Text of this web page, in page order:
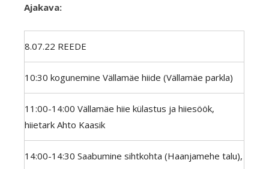
Ajakava:
8.07.22 REEDE
10:30 kogunemine Vällamäe hiide (Vällamäe parkla)
11:00-14:00 Vällamäe hiie külastus ja hiiesöök,
hiietark Ahto Kaasik
14:00-14:30 Saabumine sihtkohta (Haanjamehe talu),